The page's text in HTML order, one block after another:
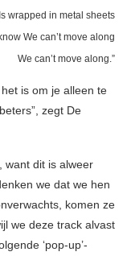
wrapped in metal sheets
We can’t move along
We can’t move along.”
is om je alleen te
zegt De
want dit is alweer
we dat we hen
komen ze
we deze track alvast
‘pop-up’-